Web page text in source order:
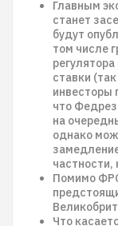
Главным
станет
будут
том числе
ставки
инвесторы
что
на
однако
частности,
Помимо
Что